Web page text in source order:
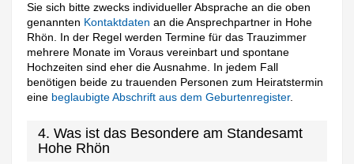
Sie sich bitte zwecks individueller Absprache an die oben
genannten Kontaktdaten an die Ansprechpartner in Hohe
Rhön. In der Regel werden Termine für das Trauzimmer
mehrere Monate im Voraus vereinbart und spontane
Hochzeiten sind eher die Ausnahme. In jedem Fall
benötigen beide zu trauenden Personen zum Heiratstermin
eine beglaubigte Abschrift aus dem Geburtenregister.
4. Was ist das Besondere am Standesamt
Hohe Rhön